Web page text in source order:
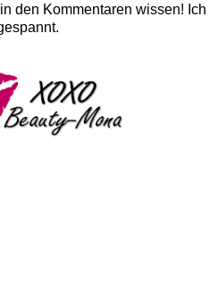
den Kommentaren wissen! Ich